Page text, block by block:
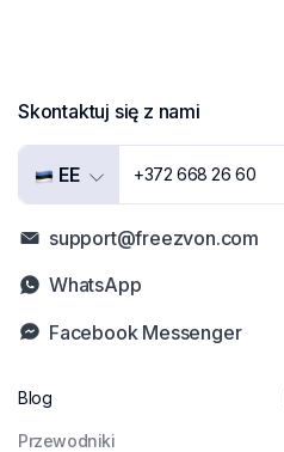
Skontaktuj się z nami
EE +372 668 26 60
support@freezvon.com
Facebook Messenger
WhatsApp
Blog
Przewodniki